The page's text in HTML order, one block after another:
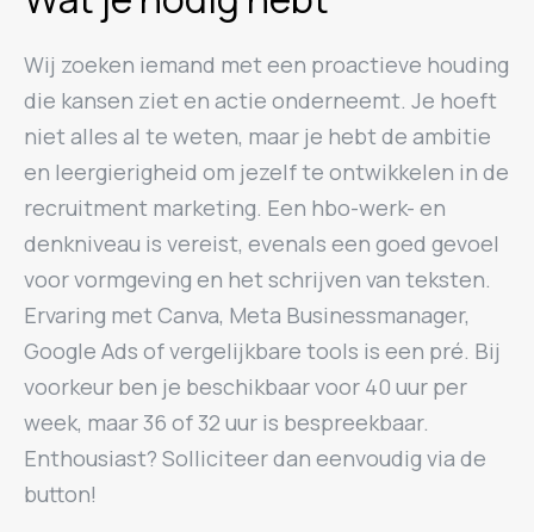
Wij zoeken iemand met een proactieve houding
die kansen ziet en actie onderneemt. Je hoeft
niet alles al te weten, maar je hebt de ambitie
en leergierigheid om jezelf te ontwikkelen in de
recruitment marketing. Een hbo-werk- en
denkniveau is vereist, evenals een goed gevoel
voor vormgeving en het schrijven van teksten.
Ervaring met Canva, Meta Businessmanager,
Google Ads of vergelijkbare tools is een pré. Bij
voorkeur ben je beschikbaar voor 40 uur per
week, maar 36 of 32 uur is bespreekbaar.
Enthousiast? Solliciteer dan eenvoudig via de
button!